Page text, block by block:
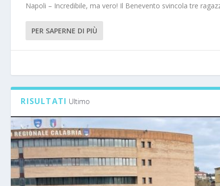
Napoli – Incredibile, ma vero! Il Benevento svincola tre
PER SAPERNE DI PIÙ
RISULTATI Ultimo